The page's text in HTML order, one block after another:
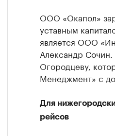
ООО «Окапол»
уставным
является ООО
Александр
Огородцеву,
Менеджмент» с
Для
рейсов